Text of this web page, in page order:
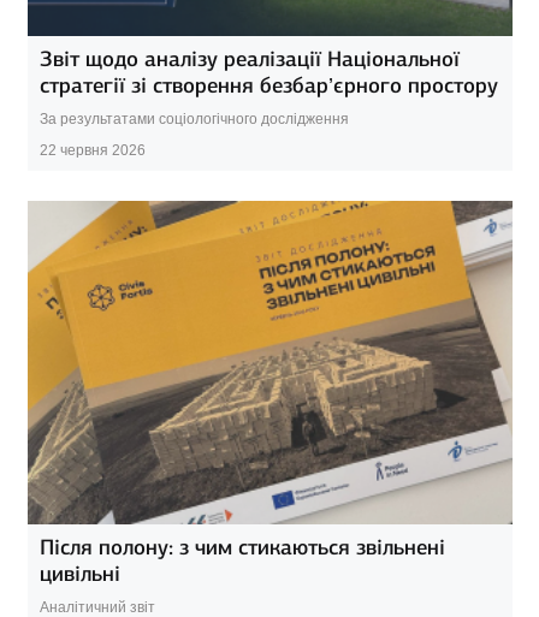
Звіт щодо аналізу реалізації Національної
стратегії зі створення безбар’єрного простору
За результатами соціологічного дослідження
22 червня 2026
Після полону: з чим стикаються звільнені
цивільні
Аналітичний звіт